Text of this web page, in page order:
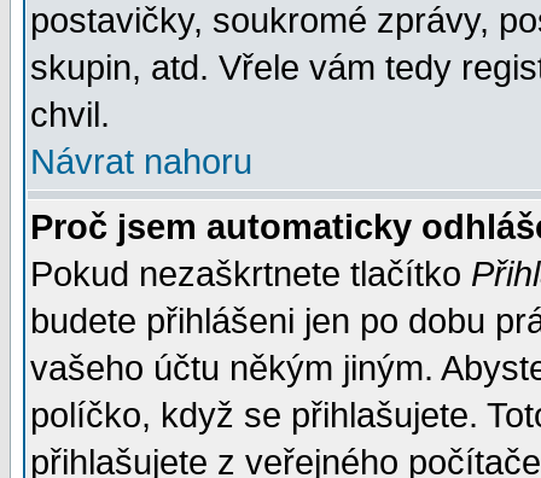
postavičky, soukromé zprávy,
skupin, atd. Vřele vám tedy
chvil.
Návrat nahoru
Proč jsem automaticky
Pokud nezaškrtnete tlačítko
budete přihlášeni jen po dobu
vašeho účtu někým jiným.
políčko, když se přihlašujete.
přihlašujete z veřejného